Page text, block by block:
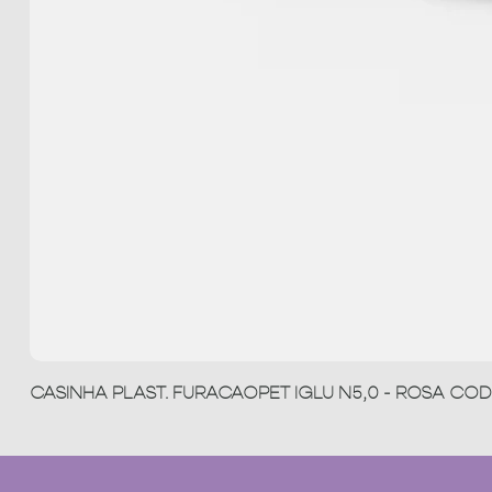
CASINHA PLAST. FURACAOPET IGLU N5,0 - ROSA COD